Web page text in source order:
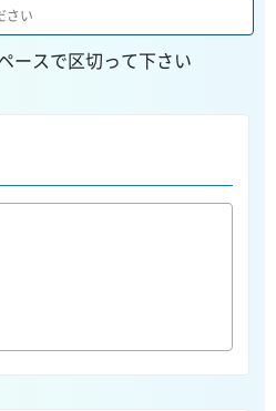
ースで区切って下さい